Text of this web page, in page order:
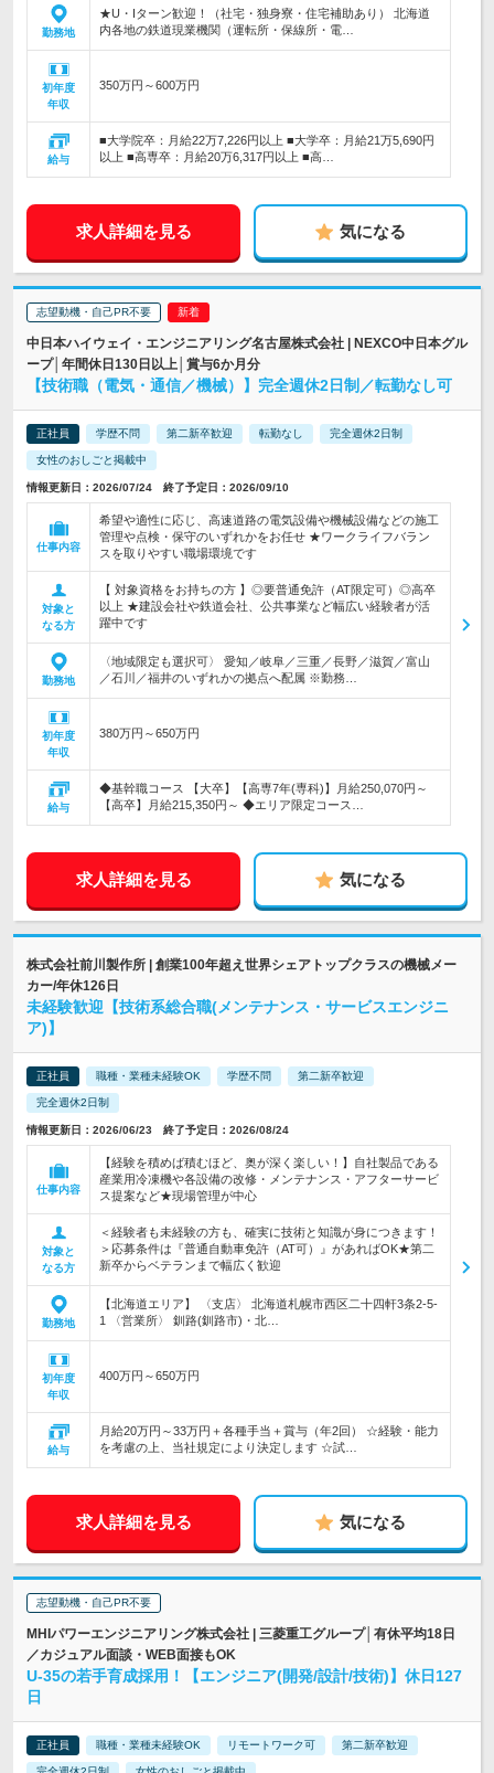
勤務地
★U・Iターン歓迎！（社宅・独身寮・住宅補助あり） 北海道
内各地の鉄道現業機関（運転所・保線所・電…
初年度
年収
350万円～600万円
給与
■大学院卒：月給22万7,226円以上 ■大学卒：月給21万5,690円
以上 ■高専卒：月給20万6,317円以上 ■高…
求人詳細を見る 気になる
志望動機・自己PR不要
中日本ハイウェイ・エンジニアリング名古屋株式会社 | NEXCO中日本グル
ープ│年間休日130日以上│賞与6か月分
【技術職（電気・通信／機械）】完全週休2日制／転勤なし可
正社員 学歴不問 第二新卒歓迎 転勤なし 完全週休2日制
女性のおしごと掲載中
情報更新日：2026/07/24 終了予定日：2026/09/10
仕事内容
希望や適性に応じ、高速道路の電気設備や機械設備などの施工
管理や点検・保守のいずれかをお任せ ★ワークライフバラン
スを取りやすい職場環境です
対象と
なる方
【 対象資格をお持ちの方 】◎要普通免許（AT限定可）◎高卒
以上 ★建設会社や鉄道会社、公共事業など幅広い経験者が活
躍中です
勤務地
〈地域限定も選択可〉 愛知／岐阜／三重／長野／滋賀／富山
／石川／福井のいずれかの拠点へ配属 ※勤務…
初年度
年収
380万円～650万円
給与
◆基幹職コース 【大卒】【高専7年(専科)】月給250,070円～
【高卒】月給215,350円～ ◆エリア限定コース…
求人詳細を見る 気になる
株式会社前川製作所 | 創業100年超え世界シェアトップクラスの機械メー
カー/年休126日
未経験歓迎【技術系総合職(メンテナンス・サービスエンジニ
ア)】
正社員 職種・業種未経験OK 学歴不問 第二新卒歓迎
完全週休2日制
情報更新日：2026/06/23 終了予定日：2026/08/24
仕事内容
【経験を積めば積むほど、奥が深く楽しい！】自社製品である
産業用冷凍機や各設備の改修・メンテナンス・アフターサービ
ス提案など★現場管理が中心
対象と
なる方
＜経験者も未経験の方も、確実に技術と知識が身につきます！
＞応募条件は『普通自動車免許（AT可）』があればOK★第二
新卒からベテランまで幅広く歓迎
勤務地
【北海道エリア】 〈支店〉 北海道札幌市西区二十四軒3条2-5-
1 〈営業所〉 釧路(釧路市)・北…
初年度
年収
400万円～650万円
給与
月給20万円～33万円＋各種手当＋賞与（年2回） ☆経験・能力
を考慮の上、当社規定により決定します ☆試…
求人詳細を見る 気になる
志望動機・自己PR不要
MHIパワーエンジニアリング株式会社 | 三菱重工グループ│有休平均18日
／カジュアル面談・WEB面接もOK
U-35の若手育成採用！【エンジニア(開発/設計/技術)】休日127
日
正社員 職種・業種未経験OK リモートワーク可 第二新卒歓迎